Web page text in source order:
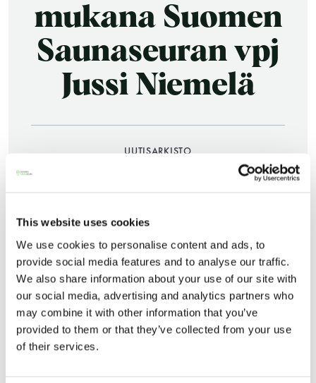
This website uses cookies
We use cookies to personalise content and ads, to
provide social media features and to analyse our traffic.
We also share information about your use of our site with
our social media, advertising and analytics partners who
may combine it with other information that you’ve
provided to them or that they’ve collected from your use
of their services.
Saunatalo on avoinna
myös helatorstaina
-Naisten päivät ovat maanantai ja
torstai
mukana Suomen
Saunaseuran vpj
Jussi Niemelä
UUTISARKISTO